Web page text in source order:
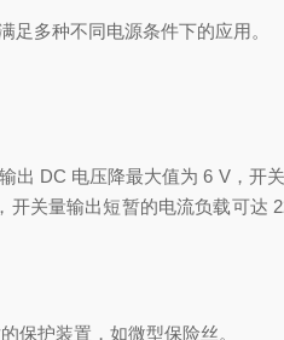
足多种不同电源条件下的应用。
DC 电压降最大值为 6 V，
关量输出短暂的电流负载可
保护装置，如微型保险丝。